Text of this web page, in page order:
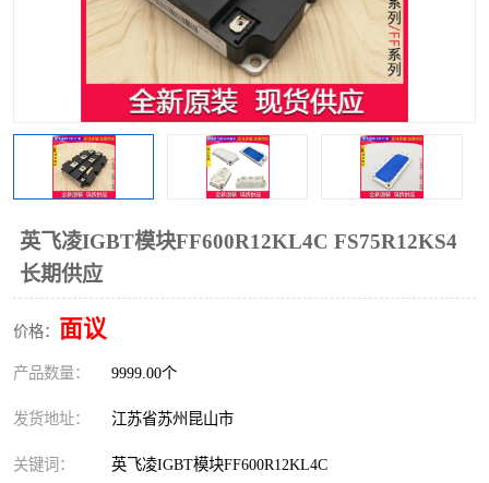
英飞凌IGBT模块FF600R12KL4C FS75R12KS4
长期供应
价格： 面议
产品数量： 9999.00个
发货地址： 江苏省苏州昆山市
关键词： 英飞凌IGBT模块FF600R12KL4C